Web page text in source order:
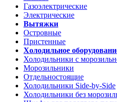
Газоэлектрические
Электрические
Вытяжки
Островные
Пристенные
Холодильное
Холодильники с
Морозильники
Отдельностоящие
Холодильники Side-by-Side
Холодильники без